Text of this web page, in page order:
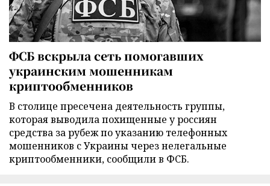
ФСБ вскрыла сеть помогавших
украинским мошенникам
криптообменников
В столице пресечена деятельность группы,
которая выводила похищенные у россиян
средства за рубеж по указанию телефонных
мошенников с Украины через нелегальные
криптообменники, сообщили в ФСБ.